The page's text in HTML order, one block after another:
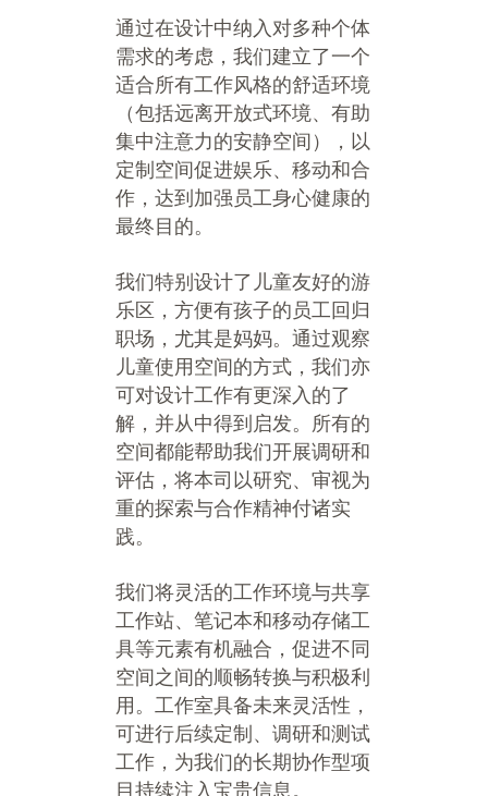
通过在设计中纳入对多种个体
需求的考虑，我们建立了一个
适合所有工作风格的舒适环境
（包括远离开放式环境、有助
集中注意力的安静空间），以
定制空间促进娱乐、移动和合
作，达到加强员工身心健康的
最终目的。
我们特别设计了儿童友好的游
乐区，方便有孩子的员工回归
职场，尤其是妈妈。通过观察
儿童使用空间的方式，我们亦
可对设计工作有更深入的了
解，并从中得到启发。所有的
空间都能帮助我们开展调研和
评估，将本司以研究、审视为
重的探索与合作精神付诸实
践。
我们将灵活的工作环境与共享
工作站、笔记本和移动存储工
具等元素有机融合，促进不同
空间之间的顺畅转换与积极利
用。工作室具备未来灵活性，
可进行后续定制、调研和测试
工作，为我们的长期协作型项
目持续注入宝贵信息。